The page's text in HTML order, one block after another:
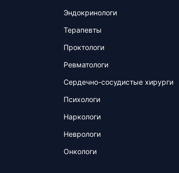
Эндокринологи
Терапевты
Проктологи
Ревматологи
Сердечно-сосудистые хирурги
Психологи
Наркологи
Неврологи
Онкологи